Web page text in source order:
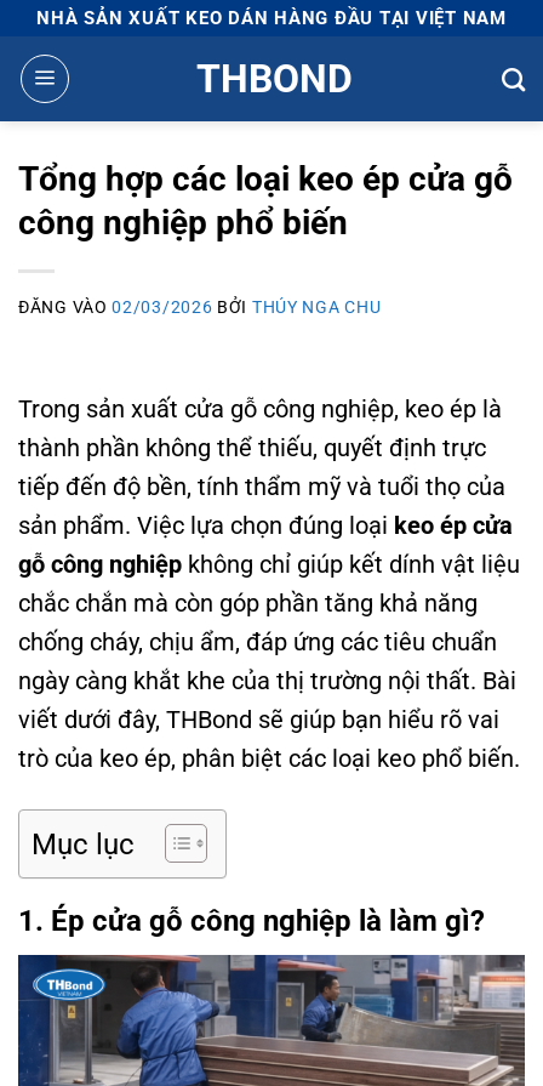
qua
nội
NHÀ SẢN XUẤT KEO DÁN HÀNG ĐẦU TẠI VIỆT NAM
THBOND
Tổng hợp các loại keo ép cửa gỗ
công nghiệp phổ biến
ĐĂNG VÀO02/03/2026 BỞI THÚY NGA CHU
Trong sản xuất cửa gỗ công nghiệp, keo ép là
thành phần không thể thiếu, quyết định trực
tiếp đến độ bền, tính thẩm mỹ và tuổi thọ của
sản phẩm. Việc lựa chọn đúng loại keo ép cửa
gỗ công nghiệp không chỉ giúp kết dính vật liệu
chắc chắn mà còn góp phần tăng khả năng
chống cháy, chịu ẩm, đáp ứng các tiêu chuẩn
ngày càng khắt khe của thị trường nội thất. Bài
viết dưới đây, THBond sẽ giúp bạn hiểu rõ vai
trò của keo ép, phân biệt các loại keo phổ biến.
Mục lục
1. Ép cửa gỗ công nghiệp là làm gì?